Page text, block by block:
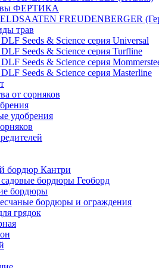
ФЕРТИКА
FREUDENBERGER
трав
Seeds & Sciеnce серия Universal
Seeds & Sciеnce серия Turfline
Seeds & Sciеnce серия
Seeds & Sciеnce серия Masterline
от сорняков
удобрения
бордюр Кантри
бордюры Геоборд
бордюры
бордюры и ограждения
грядок